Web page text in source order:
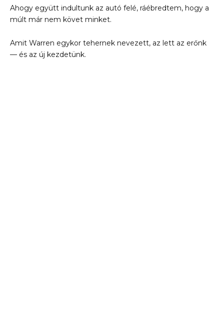
Ahogy együtt indultunk az autó felé, ráébredtem, hogy a
múlt már nem követ minket.
Amit Warren egykor tehernek nevezett, az lett az erőnk
— és az új kezdetünk.